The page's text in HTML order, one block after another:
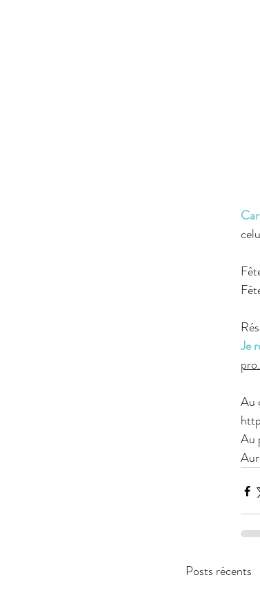
Je
Au
Au
Posts récents